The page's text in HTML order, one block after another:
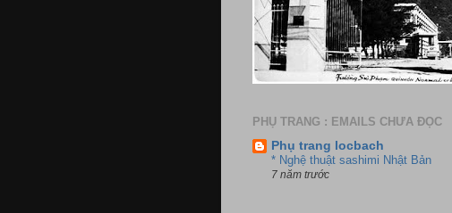
PHỤ TRANG : EMAILS CHƯA ĐỌC
Phụ trang locbach
* Nghệ thuật sashimi Nhật Bản
7 năm trước